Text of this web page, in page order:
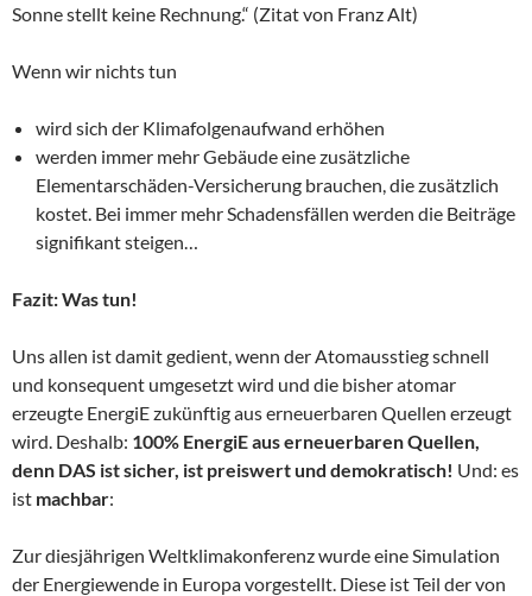
Sonne stellt keine Rechnung.“ (Zitat von Franz Alt)
Wenn wir nichts tun
wird sich der Klimafolgenaufwand erhöhen
werden immer mehr Gebäude eine zusätzliche
Elementarschäden-Versicherung brauchen, die zusätzlich
kostet. Bei immer mehr Schadensfällen werden die Beiträge
signifikant steigen…
Fazit: Was tun!
Uns allen ist damit gedient, wenn der Atomausstieg schnell
und konsequent umgesetzt wird und die bisher atomar
erzeugte EnergiE zukünftig aus erneuerbaren Quellen erzeugt
wird. Deshalb: 100% EnergiE aus erneuerbaren Quellen,
denn DAS ist sicher, ist preiswert und demokratisch! Und: es
ist machbar:
Zur diesjährigen Weltklimakonferenz wurde eine Simulation
der Energiewende in Europa vorgestellt. Diese ist Teil der von